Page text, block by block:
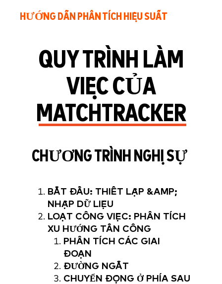
HƯỚNG DẪN PHÂN TÍCH HIỆU SUẤT
QUY TRÌNH LÀM
VIỆC CỦA
MATCHTRACKER
CHƯƠNG TRÌNH NGHỊ SỰ
BẮT ĐẦU: THIẾT LẬP &AMP;
NHẬP DỮ LIỆU
LOẠT CÔNG VIỆC: PHÂN TÍCH
XU HƯỚNG TẤN CÔNG
PHÂN TÍCH CÁC GIAI
ĐOẠN
ĐƯỜNG NGẮT
CHUYỂN ĐỘNG Ở PHÍA SAU